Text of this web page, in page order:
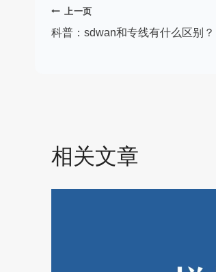
章
上一页
科普：sdwan和专线有什么区别？
相关文章